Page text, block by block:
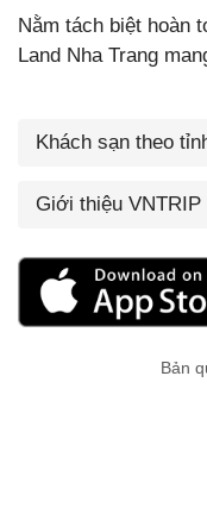
Nằm tách biệt hoàn
Land Nha Trang
Khách sạn theo
Giới thiệu VNTRIP
Bản